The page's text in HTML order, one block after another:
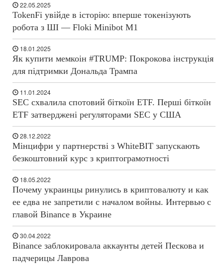
22.05.2025
TokenFi увійде в історію: вперше токенізують
робота з ШІ — Floki Minibot M1
18.01.2025
Як купити мемкоін #TRUMP: Покрокова інструкція
для підтримки Дональда Трампа
11.01.2024
SEC схвалила спотовий біткоїн ETF. Перші біткоїн
ETF затверджені регуляторами SEC у США
28.12.2022
Мінцифри у партнерстві з WhiteBIT запускають
безкоштовний курс з криптограмотності
18.05.2022
Почему украинцы ринулись в криптовалюту и как
ее едва не запретили с началом войны. Интервью с
главой Binance в Украине
30.04.2022
Binance заблокировала аккаунты детей Пескова и
падчерицы Лаврова